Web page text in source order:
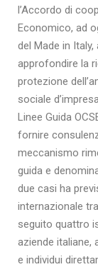
l’Accordo di
Economico, ad
del Made in
approfondire la
protezione
sociale
Linee Guida
fornire
meccanismo
guida e
due casi ha
internazionale
seguito quattro
aziende italiane,
e individui